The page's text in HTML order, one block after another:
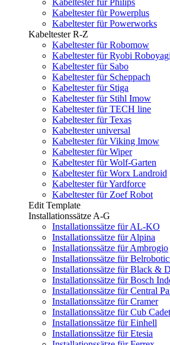
Kabeltester für Philips
Kabeltester für Powerplus
Kabeltester für Powerworks
Kabeltester R-Z
Kabeltester für Robomow
Kabeltester für Ryobi
Kabeltester für Sabo
Kabeltester für Scheppach
Kabeltester für Stiga
Kabeltester für Stihl Imow
Kabeltester für TECH line
Kabeltester für Texas
Kabeltester universal
Kabeltester für Viking Imow
Kabeltester für Wiper
Kabeltester für Wolf-Garten
Kabeltester für Worx Landroid
Kabeltester für Yardforce
Kabeltester für Zoef Robot
Edit Template
Installationssätze A-G
Installationssätze für AL-KO
Installationssätze für Alpina
Installationssätze für Ambrogio
Installationssätze für
Installationssätze für Black &
Installationssätze für Bosch
Installationssätze für Central
Installationssätze für Cramer
Installationssätze für Cub Cadet
Installationssätze für Einhell
Installationssätze für Etesia